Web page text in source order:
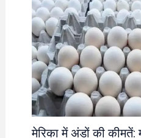
मेरिका में अंडों की